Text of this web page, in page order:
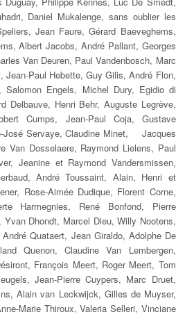
Daniel Mukalenge, sans oublier les
Jean Faure, Gérard Baeveghems,
Albert Jacobs, André Pallant, Georges
Van Deuren, Paul Vandenbosch, Marc
Jean-Paul Hebette, Guy Gilis, André Flon,
Salomon Engels, Michel Dury, Egidio di
Delbauve, Henri Behr, Auguste Legrève,
Cumps, Jean-Paul Coja, Gustave
José Servaye, Claudine Minet, Jacques
Van Dosselaere, Raymond Lielens, Paul
Jeanine et Raymond Vandersmissen,
André Toussaint, Alain, Henri et
Rose-Aimée Dudique, Florent Corne,
Harmegnies, René Bonfond, Pierre
Yvan Dhondt, Marcel Dieu, Willy Nootens,
Quataert, Jean Giraldo, Adolphe De
Quenon, Claudine Van Lembergen,
François Meert, Roger Meert, Tom
Jean-Pierre Cuypers, Marc Druet,
Alain van Leckwijck, Gilles de Muyser,
Marie Thiroux, Valeria Selleri, Vinciane